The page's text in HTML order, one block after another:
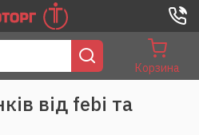
Корзина
від febi та